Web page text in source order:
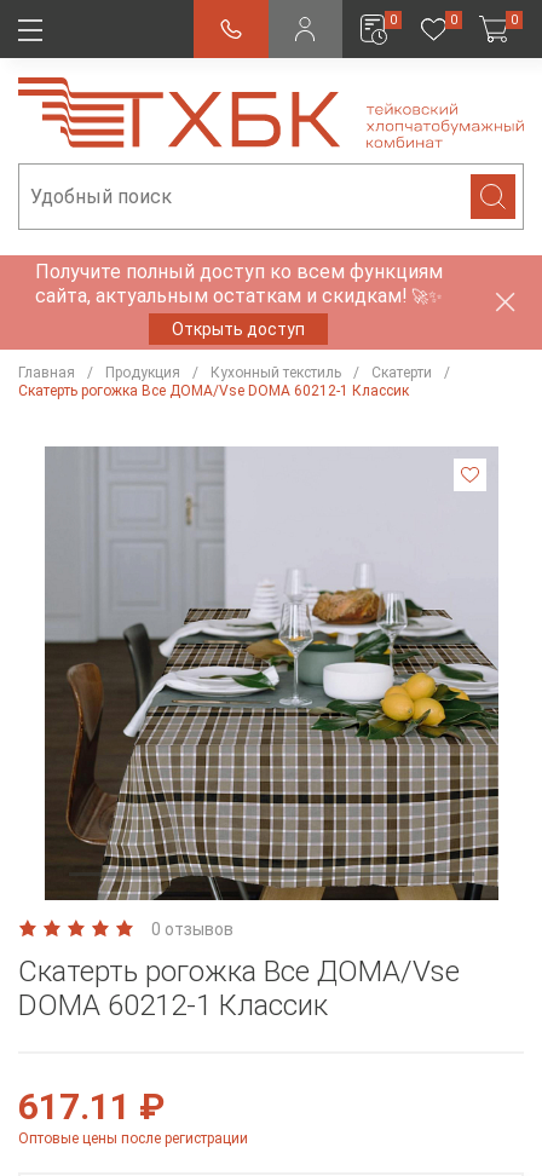
0 0 0
Получите полный доступ ко всем функциям
сайта, актуальным остаткам и скидкам! 🚀✨
Открыть доступ
Главная Продукция Кухонный текстиль
Скатерти
Скатерть рогожка Все ДОМА/Vse DOMA 60212-1 Классик
0 отзывов
Скатерть рогожка Все ДОМА/Vse
DOMA 60212-1 Классик
617.11 ₽
Оптовые цены после регистрации